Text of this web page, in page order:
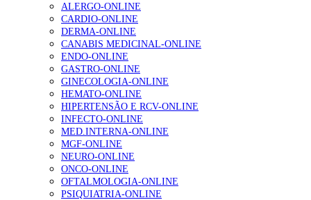
Enfermagem Forense. “Da urgência ao tribunal, cada
gesto conta e cada profissional faz a diferença”
202 visualizações
Alguns milhares de utentes podem ficar sem médico de
família com nova regras do registo, alerta associação
175 visualizações
Quase quatro em cada dez doentes com enfarte
apresentavam níveis elevados de Lp(a), revela estudo
86 visualizações
ALERGO-ONLINE
CARDIO-ONLINE
DERMA-ONLINE
CANABIS MEDICINAL-ONLINE
ENDO-ONLINE
GASTRO-ONLINE
GINECOLOGIA-ONLINE
HEMATO-ONLINE
HIPERTENSÃO E RCV-ONLINE
INFECTO-ONLINE
MED.INTERNA-ONLINE
MGF-ONLINE
NEURO-ONLINE
ONCO-ONLINE
OFTALMOLOGIA-ONLINE
PSIQUIATRIA-ONLINE